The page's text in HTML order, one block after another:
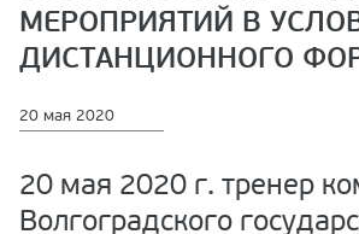
МЕРОПРИЯТИЙ В
ДИСТАНЦИОННОГО
20 мая 2020
20 мая 2020 г. тренер
Волгоградского